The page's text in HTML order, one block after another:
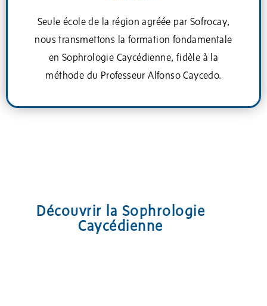
Seule école de la région agréée par Sofrocay,
nous transmettons la formation fondamentale
en Sophrologie Caycédienne, fidèle à la
méthode du Professeur Alfonso Caycedo.
Découvrir la Sophrologie
Caycédienne